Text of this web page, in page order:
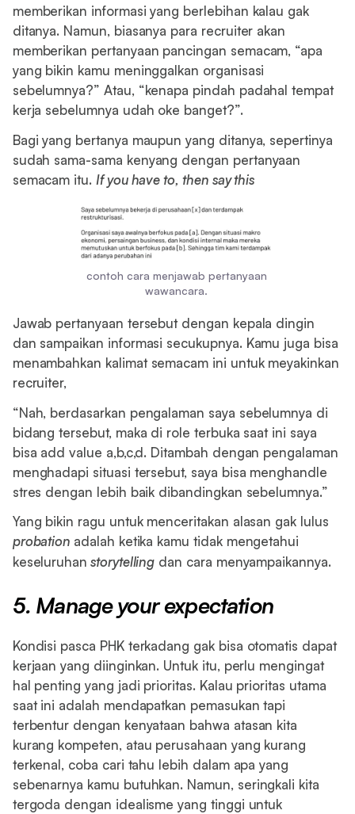
memberikan informasi yang berlebihan kalau gak
ditanya. Namun, biasanya para recruiter akan
memberikan pertanyaan pancingan semacam, “apa
yang bikin kamu meninggalkan organisasi
sebelumnya?” Atau, “kenapa pindah padahal tempat
kerja sebelumnya udah oke banget?”.
Bagi yang bertanya maupun yang ditanya, sepertinya
sudah sama-sama kenyang dengan pertanyaan
semacam itu. If you have to, then say this
contoh cara menjawab pertanyaan
wawancara.
Jawab pertanyaan tersebut dengan kepala dingin
dan sampaikan informasi secukupnya. Kamu juga bisa
menambahkan kalimat semacam ini untuk meyakinkan
recruiter,
“Nah, berdasarkan pengalaman saya sebelumnya di
bidang tersebut, maka di role terbuka saat ini saya
bisa add value a,b,c,d. Ditambah dengan pengalaman
menghadapi situasi tersebut, saya bisa menghandle
stres dengan lebih baik dibandingkan sebelumnya.”
Yang bikin ragu untuk menceritakan alasan gak lulus
probation adalah ketika kamu tidak mengetahui
keseluruhan storytelling dan cara menyampaikannya.
5. Manage your expectation
Kondisi pasca PHK terkadang gak bisa otomatis dapat
kerjaan yang diinginkan. Untuk itu, perlu mengingat
hal penting yang jadi prioritas. Kalau prioritas utama
saat ini adalah mendapatkan pemasukan tapi
terbentur dengan kenyataan bahwa atasan kita
kurang kompeten, atau perusahaan yang kurang
terkenal, coba cari tahu lebih dalam apa yang
sebenarnya kamu butuhkan. Namun, seringkali kita
tergoda dengan idealisme yang tinggi untuk